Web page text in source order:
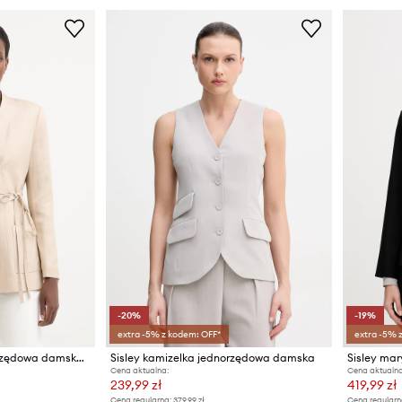
Sisley marynarka jednorzędowa damska z wiskozą
-20%
extra -5% z kodem: OFF*
Sisley kamizelka jednorzędowa damska
Cena aktualna:
239,99 zł
-19%
extra -5%
Sisley
Cena
419,99 zł